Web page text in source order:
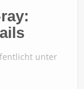
unter